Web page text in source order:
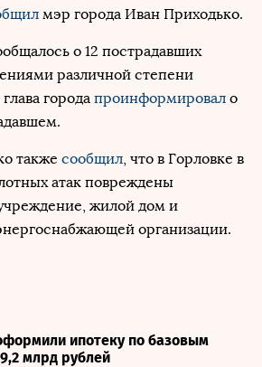
мэр города Иван Приходько.
о 12 пострадавших
различной степени
города проинформировал о
также сообщил, что в Горловке в
атак повреждены
жилой дом и
организации.
ипотеку по базовым
млрд рублей